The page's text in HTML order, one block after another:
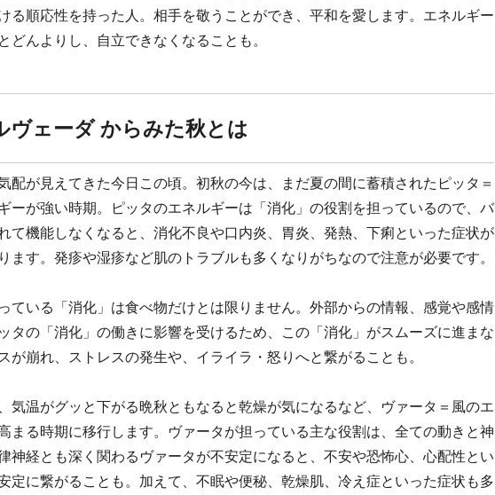
る順応性を持った人。相手を敬うことができ、平和を愛します。エネルギー
どんよりし、自立できなくなることも。
ヴェーダ からみた秋とは
配が見えてきた今日この頃。初秋の今は、まだ夏の間に蓄積されたピッタ＝
ーが強い時期。ピッタのエネルギーは「消化」の役割を担っているので、バ
て機能しなくなると、消化不良や口内炎、胃炎、発熱、下痢といった症状が
ます。発疹や湿疹など肌のトラブルも多くなりがちなので注意が必要です。
ている「消化」は食べ物だけとは限りません。外部からの情報、感覚や感情
タの「消化」の働きに影響を受けるため、この「消化」がスムーズに進まな
が崩れ、ストレスの発生や、イライラ・怒りへと繋がることも。
気温がグッと下がる晩秋ともなると乾燥が気になるなど、ヴァータ＝風のエ
まる時期に移行します。ヴァータが担っている主な役割は、全ての動きと神
神経とも深く関わるヴァータが不安定になると、不安や恐怖心、心配性とい
定に繋がることも。加えて、不眠や便秘、乾燥肌、冷え症といった症状も多